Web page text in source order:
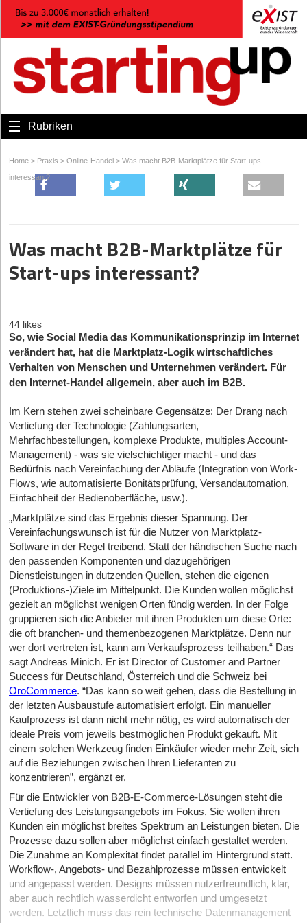
Rubriken
Home > Praxis > Online-Handel > Was macht B2B-Marktplätze für Start-ups
interessant?
Was macht B2B-Marktplätze für
Start-ups interessant?
44 likes
So, wie Social Media das Kommunikationsprinzip im Internet
verändert hat, hat die Marktplatz-Logik wirtschaftliches
Verhalten von Menschen und Unternehmen verändert. Für
den Internet-Handel allgemein, aber auch im B2B.
Im Kern stehen zwei scheinbare Gegensätze: Der Drang nach
Vertiefung der Technologie (Zahlungsarten,
Mehrfachbestellungen, komplexe Produkte, multiples Account-
Management) - was sie vielschichtiger macht - und das
Bedürfnis nach Vereinfachung der Abläufe (Integration von Work-
Flows, wie automatisierte Bonitätsprüfung, Versandautomation,
Einfachheit der Bedienoberfläche, usw.).
„Marktplätze sind das Ergebnis dieser Spannung. Der
Vereinfachungswunsch ist für die Nutzer von Marktplatz-
Software in der Regel treibend. Statt der händischen Suche nach
den passenden Komponenten und dazugehörigen
Dienstleistungen in dutzenden Quellen, stehen die eigenen
(Produktions-)Ziele im Mittelpunkt. Die Kunden wollen möglichst
gezielt an möglichst wenigen Orten fündig werden. In der Folge
gruppieren sich die Anbieter mit ihren Produkten um diese Orte:
die oft branchen- und themenbezogenen Marktplätze. Denn nur
wer dort vertreten ist, kann am Verkaufsprozess teilhaben.“ Das
sagt Andreas Minich. Er ist Director of Customer and Partner
Success für Deutschland, Österreich und die Schweiz bei
OroCommerce. “Das kann so weit gehen, dass die Bestellung in
der letzten Ausbaustufe automatisiert erfolgt. Ein manueller
Kaufprozess ist dann nicht mehr nötig, es wird automatisch der
ideale Preis vom jeweils bestmöglichen Produkt gekauft. Mit
einem solchen Werkzeug finden Einkäufer wieder mehr Zeit, sich
auf die Beziehungen zwischen Ihren Lieferanten zu
konzentrieren”, ergänzt er.
Für die Entwickler von B2B-E-Commerce-Lösungen steht die
Vertiefung des Leistungsangebots im Fokus. Sie wollen ihren
Kunden ein möglichst breites Spektrum an Leistungen bieten. Die
Prozesse dazu sollen aber möglichst einfach gestaltet werden.
Die Zunahme an Komplexität findet parallel im Hintergrund statt.
Workflow-, Angebots- und Bezahlprozesse müssen entwickelt
und angepasst werden. Designs müssen nutzerfreundlich, klar,
aber auch rechtlich wasserdicht entworfen und umgesetzt
werden. Letztlich muss das rein technische Datenmanagement